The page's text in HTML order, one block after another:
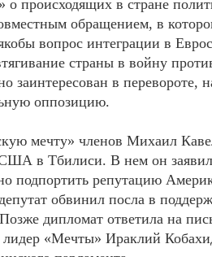
происходящих в стране
обращением, в
вопрос интеграции в
страны в войну
заинтересован в перевороте,
оппозицию.
мечту» членов Михаил
в Тбилиси. В нем он
подпортить репутацию
обвинил посла в
дипломат ответила на
«Мечты» Ираклий